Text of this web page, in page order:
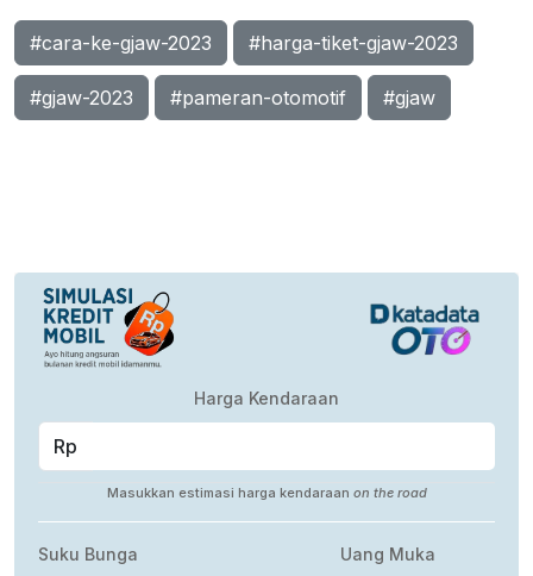
#cara-ke-gjaw-2023 #harga-tiket-gjaw-2023
#gjaw-2023 #pameran-otomotif #gjaw